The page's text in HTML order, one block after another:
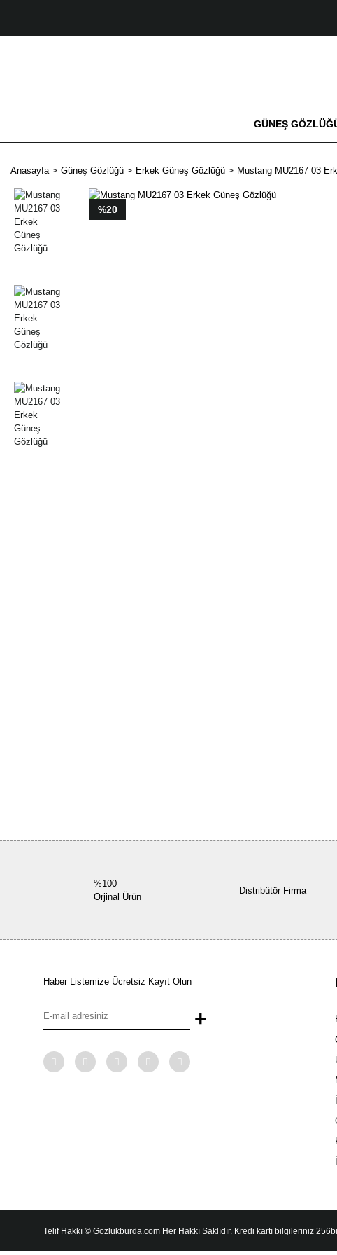
GÜNEŞ
Anasayfa Güneş Gözlüğü Erkek Güneş Gözlüğü Mustang MU2167 03
%20
%100
Orjinal Ürün
Distribütör Firma
Haber Listemize Ücretsiz Kayıt Olun
+
Telif Hakkı © Gozlukburda.com Her Hakkı Saklıdır. Kredi kartı bilgileriniz